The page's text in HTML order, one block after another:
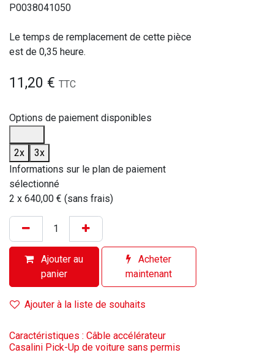
P0038041050
Le temps de remplacement de cette pièce
est de 0,35 heure.
11,20 € TTC
Options de paiement disponibles
2x
3x
Informations sur le plan de paiement
sélectionné
2 x 640,00 € (sans frais)
Ajouter au
panier
Acheter
maintenant
Ajouter à la liste de souhaits
Caractéristiques : Câble accélérateur
Casalini Pick-Up de voiture sans permis